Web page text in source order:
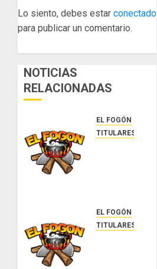
Lo siento, debes estar conectado
para publicar un comentario.
NOTICIAS
RELACIONADAS
EL FOGÓN
TITULARES
AGOSTO
8, 2026
0
EL FOGÓN
TITULARES